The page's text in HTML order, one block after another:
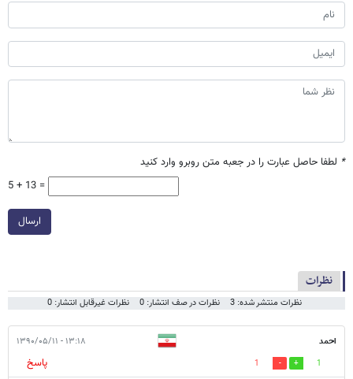
* لطفا حاصل عبارت را در جعبه متن روبرو وارد کنید
5 + 13 =
ارسال
نظرات
نظرات منتشر شده: 3 نظرات در صف انتشار: 0 نظرات غیرقابل انتشار: 0
احمد ۱۳:۱۸ - ۱۳۹۰/۰۵/۱۱
1
1 پاسخ